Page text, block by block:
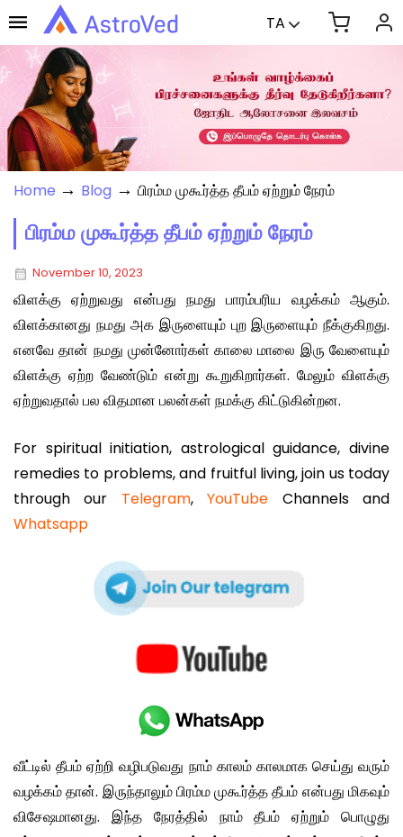
TA
Home → Blog → பிரம்ம முகூர்த்த தீபம் ஏற்றும் நேரம்
பிரம்ம முகூர்த்த தீபம் ஏற்றும் நேரம்
November 10, 2023
விளக்கு ஏற்றுவது என்பது நமது பாரம்பரிய வழக்கம் ஆகும்.
விளக்கானது நமது அக இருளையும் புற இருளையும் நீக்குகிறது.
எனவே தான் நமது முன்னோர்கள் காலை மாலை இரு வேளையும்
விளக்கு ஏற்ற வேண்டும் என்று கூறுகிறார்கள். மேலும் விளக்கு
ஏற்றுவதால் பல விதமான பலன்கள் நமக்கு கிட்டுகின்றன.
For spiritual initiation, astrological guidance, divine
remedies to problems, and fruitful living, join us today
through our Telegram,YouTube Channels and
Whatsapp
வீட்டில் தீபம் ஏற்றி வழிபடுவது நாம் காலம் காலமாக செய்து வரும்
வழக்கம் தான். இருந்தாலும் பிரம்ம முகூர்த்த தீபம் என்பது மிகவும்
விசேஷமானது. இந்த நேரத்தில் நாம் தீபம் ஏற்றும் பொழுது